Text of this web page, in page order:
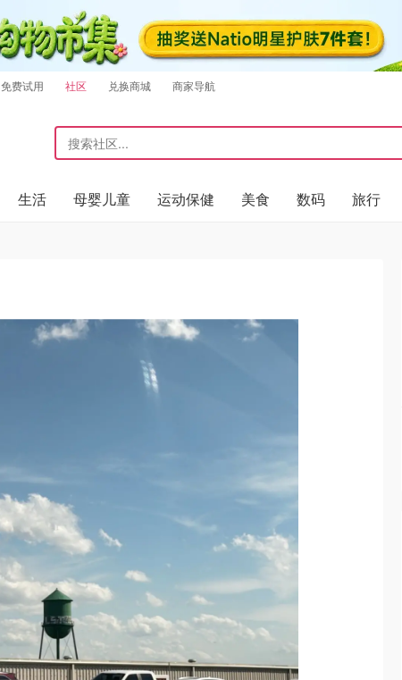
免费试用 社区 兑换商城 商家导航
生活 母婴儿童 运动保健 美食 数码 旅行